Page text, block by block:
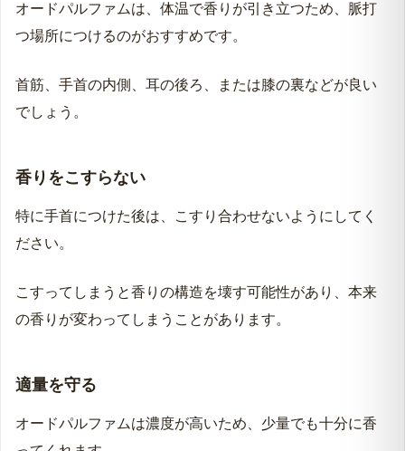
オードパルファムは、体温で香りが引き立つため、脈打
つ場所につけるのがおすすめです。
首筋、手首の内側、耳の後ろ、または膝の裏などが良い
でしょう。
香りをこすらない
特に手首につけた後は、こすり合わせないようにしてく
ださい。
こすってしまうと香りの構造を壊す可能性があり、本来
の香りが変わってしまうことがあります。
適量を守る
オードパルファムは濃度が高いため、少量でも十分に香